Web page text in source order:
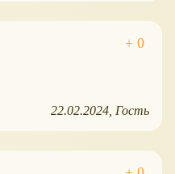
22.02.2024 Гость